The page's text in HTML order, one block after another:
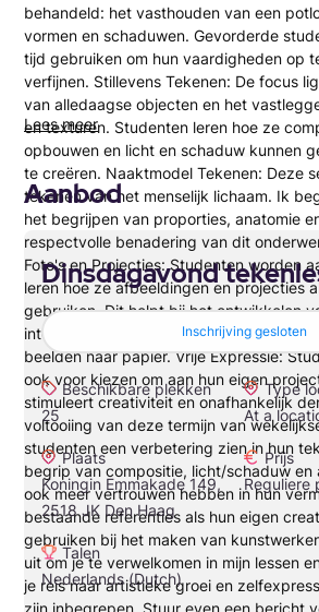
behandeld: het vasthouden van een
vormen en schaduwen. Gevorderde
tijd gebruiken om hun vaardigheden op
verfijnen. Stillevens Tekenen: De focus
van alledaagse objecten en het
en texturen. Studenten leren hoe ze
opbouwen en licht en schaduw kunnen
te creëren. Naaktmodel Tekenen: Deze
tekenen van het menselijk lichaam. Ik
het begrijpen van proporties, anatomie
respectvolle benadering van dit
Foto's en Projecties: Studenten worden
leren hoe ze afbeeldingen en projecties
gebruiken. Dit helpt bij het ontwikkelen
interpretatie en vaardigheden voor het
beelden naar papier. Vrije Expressie:
ook voor kiezen om aan hun eigen
stimuleert creativiteit en onafhankelijk
voltooiing van deze termijn van
studenten een verbetering zien in hun
begrip van compositie, licht/schaduw en
ook meer vertrouwen hebben in hun
bestaande referenties als hun eigen
gebruiken bij het maken van
uit om je te verwelkomen in mijn lessen
je reis naar artistieke groei en
zijn inbegrepen. Stuur even een bericht
Lees meer
Aanbod
Dinsdagavond
Inschrijving gesloten
Beschikbare plekken
25
Type
At a
Plaats
Koningin Emmakade 149,
2518 JK Den Haag
Prijs
Reguliere
Talen
Nederlands (Dutch)